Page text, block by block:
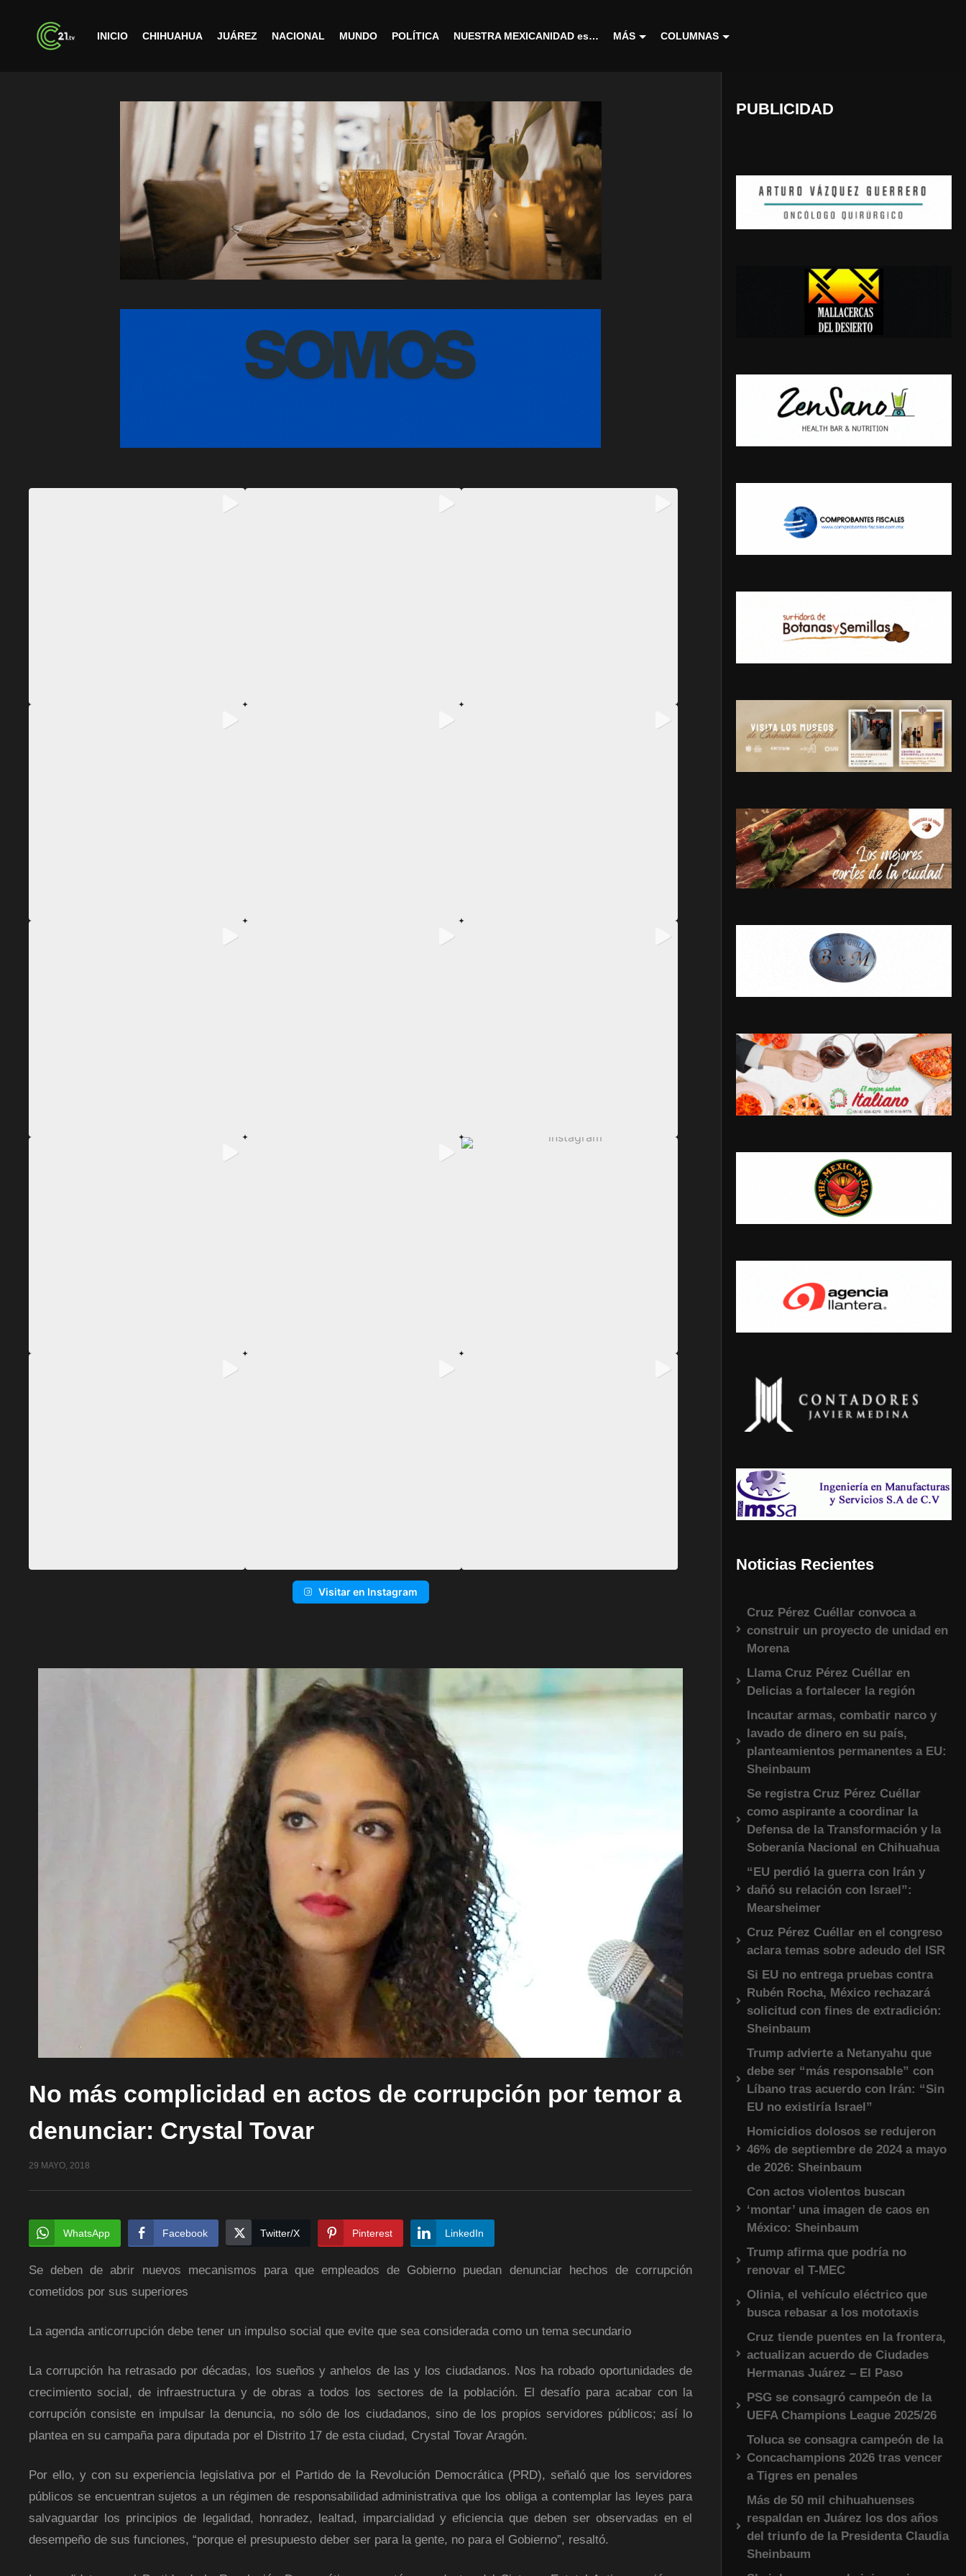
INICIO CHIHUAHUA JUÁREZ NACIONAL MUNDO POLÍTICA NUESTRA MEXICANIDAD es… MÁS COLUMNAS
Visitar en Instagram
No más complicidad en actos de corrupción por temor a
denunciar: Crystal Tovar
29 MAYO, 2018
WhatsApp Facebook Twitter/X Pinterest LinkedIn
Se deben de abrir nuevos mecanismos para que empleados de Gobierno puedan denunciar hechos de corrupción
cometidos por sus superiores
La agenda anticorrupción debe tener un impulso social que evite que sea considerada como un tema secundario
La corrupción ha retrasado por décadas, los sueños y anhelos de las y los ciudadanos. Nos ha robado oportunidades de
crecimiento social, de infraestructura y de obras a todos los sectores de la población. El desafío para acabar con la
corrupción consiste en impulsar la denuncia, no sólo de los ciudadanos, sino de los propios servidores públicos; así lo
plantea en su campaña para diputada por el Distrito 17 de esta ciudad, Crystal Tovar Aragón.
Por ello, y con su experiencia legislativa por el Partido de la Revolución Democrática (PRD), señaló que los servidores
públicos se encuentran sujetos a un régimen de responsabilidad administrativa que los obliga a contemplar las leyes para
salvaguardar los principios de legalidad, honradez, lealtad, imparcialidad y eficiencia que deben ser observadas en el
desempeño de sus funciones, “porque el presupuesto deber ser para la gente, no para el Gobierno”, resaltó.
PUBLICIDAD
Noticias Recientes
Cruz Pérez Cuéllar convoca a
construir un proyecto de unidad en
Morena
Llama Cruz Pérez Cuéllar en
Delicias a fortalecer la región
Incautar armas, combatir narco y
lavado de dinero en su país,
planteamientos permanentes a EU:
Sheinbaum
Se registra Cruz Pérez Cuéllar
como aspirante a coordinar la
Defensa de la Transformación y la
Soberanía Nacional en Chihuahua
“EU perdió la guerra con Irán y
dañó su relación con Israel”:
Mearsheimer
Cruz Pérez Cuéllar en el congreso
aclara temas sobre adeudo del ISR
Si EU no entrega pruebas contra
Rubén Rocha, México rechazará
solicitud con fines de extradición:
Sheinbaum
Trump advierte a Netanyahu que
debe ser “más responsable” con
Líbano tras acuerdo con Irán: “Sin
EU no existiría Israel”
Homicidios dolosos se redujeron
46% de septiembre de 2024 a mayo
de 2026: Sheinbaum
Con actos violentos buscan
‘montar’ una imagen de caos en
México: Sheinbaum
Trump afirma que podría no
renovar el T-MEC
Olinia, el vehículo eléctrico que
busca rebasar a los mototaxis
Cruz tiende puentes en la frontera,
actualizan acuerdo de Ciudades
Hermanas Juárez – El Paso
PSG se consagró campeón de la
UEFA Champions League 2025/26
Toluca se consagra campeón de la
Concachampions 2026 tras vencer
a Tigres en penales
Más de 50 mil chihuahuenses
respaldan en Juárez los dos años
del triunfo de la Presidenta Claudia
Sheinbaum